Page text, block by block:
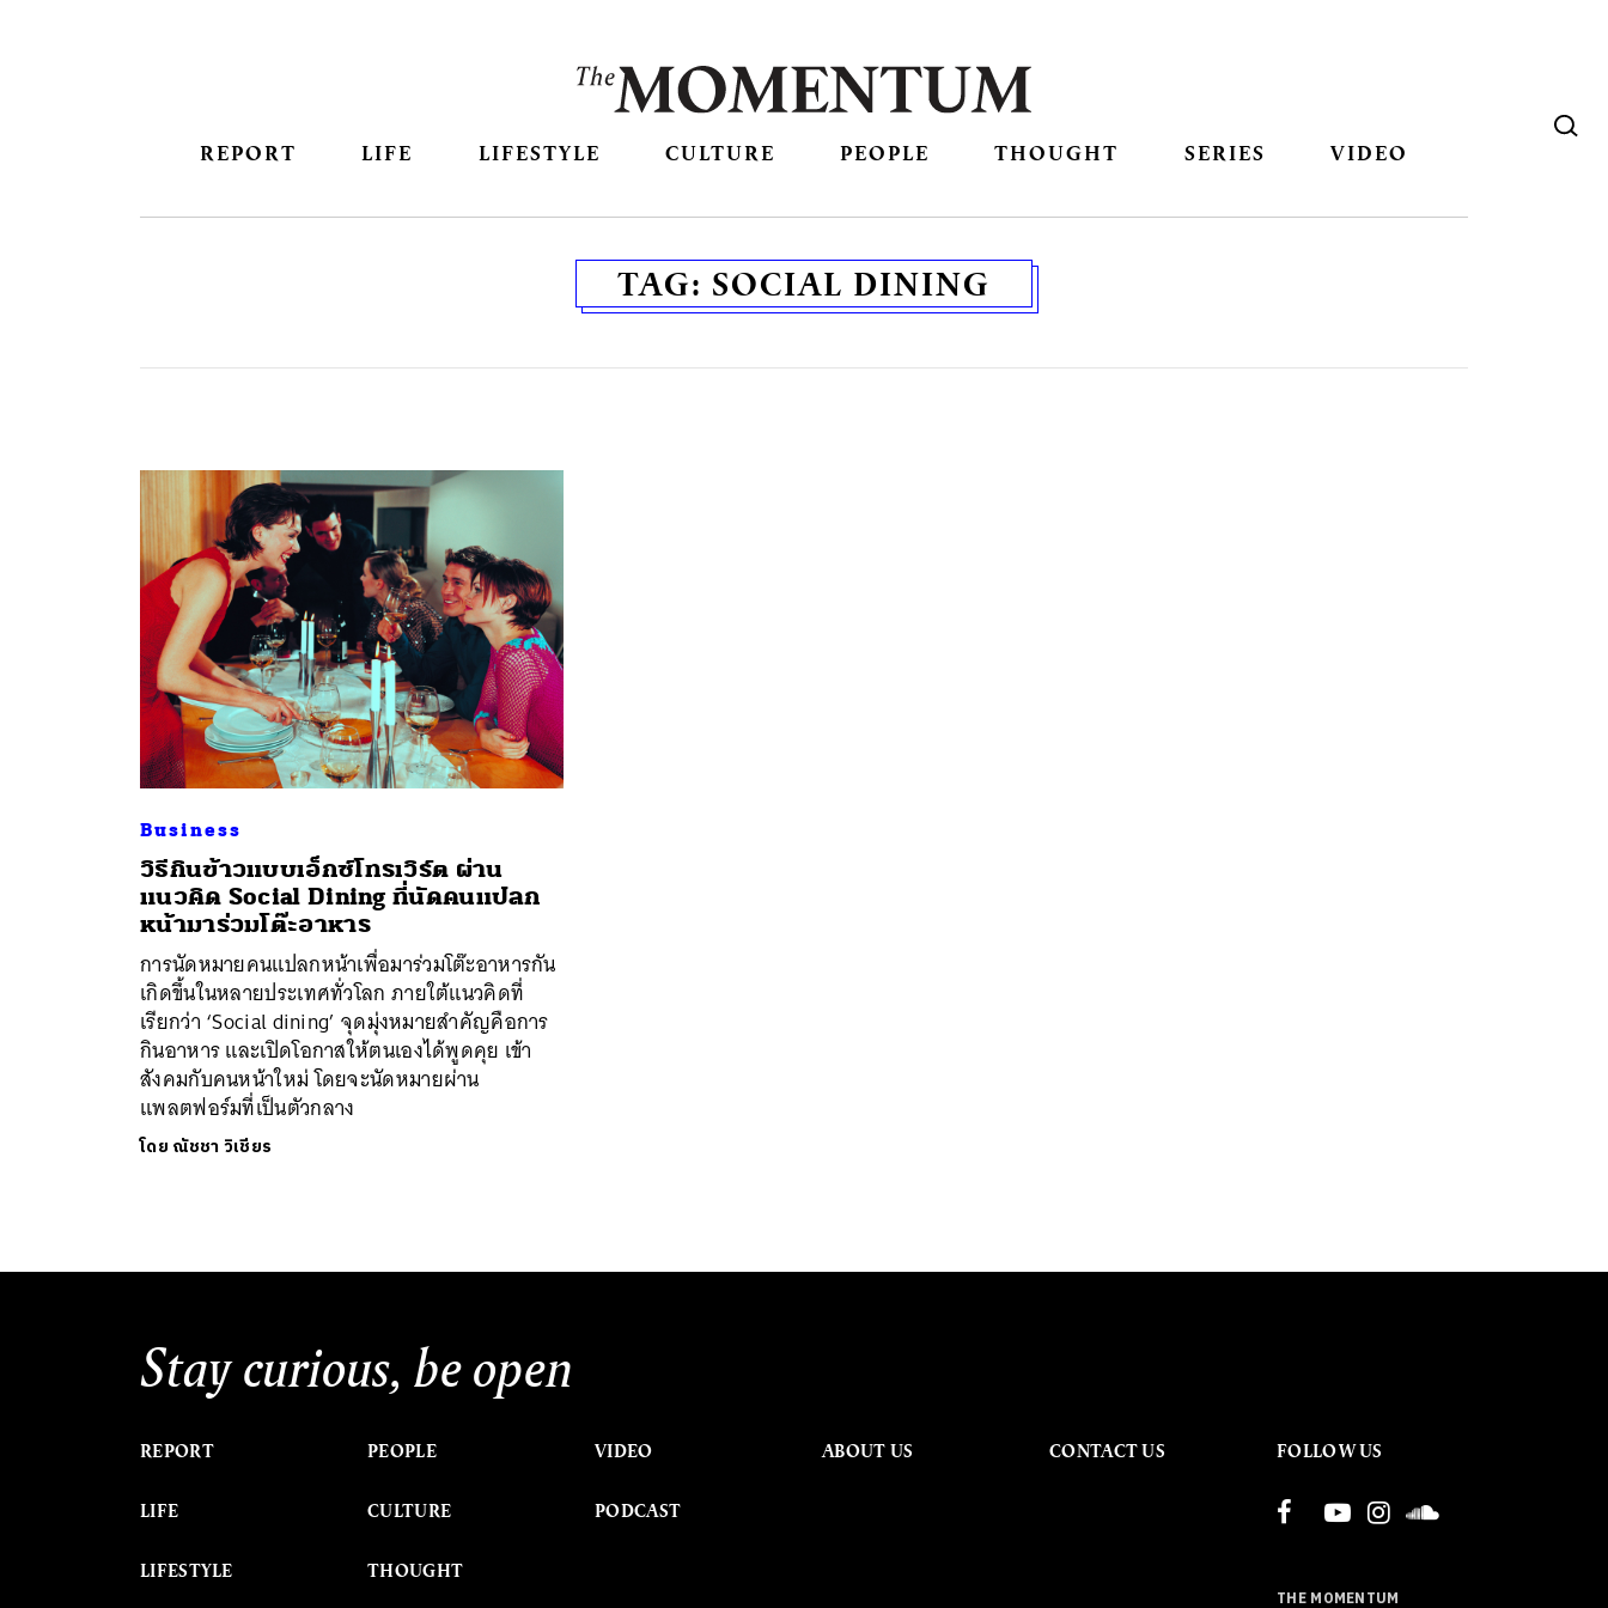
REPORT LIFE LIFESTYLE CULTURE PEOPLE THOUGHT SERIES VIDEO
TAG: SOCIAL DINING
Business
วิธีกินข้าวแบบเอ็กซ์โทรเวิร์ต ผ่าน
แนวคิด Social Dining ที่นัดคนแปลก
หน้ามาร่วมโต๊ะอาหาร
การนัดหมายคนแปลกหน้าเพื่อมาร่วมโต๊ะอาหารกัน
เกิดขึ้นในหลายประเทศทั่วโลก ภายใต้แนวคิดที่
เรียกว่า ‘Social dining’ จุดมุ่งหมายสำคัญคือการ
กินอาหาร และเปิดโอกาสให้ตนเองได้พูดคุย เข้า
สังคมกับคนหน้าใหม่ โดยจะนัดหมายผ่าน
แพลตฟอร์มที่เป็นตัวกลาง
โดย ณัชชา วิเชียร
Stay curious, be open
REPORT
LIFE
LIFESTYLE
PEOPLE
CULTURE
THOUGHT
VIDEO
PODCAST
ABOUT US CONTACT US FOLLOW US
THE MOMENTUM